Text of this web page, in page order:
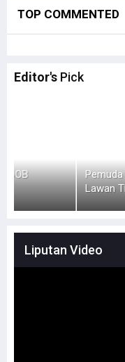
TOP COMMENTED
Editor's Pick
Pemuda PNG
Lawan TNI/Polri
Liputan Video